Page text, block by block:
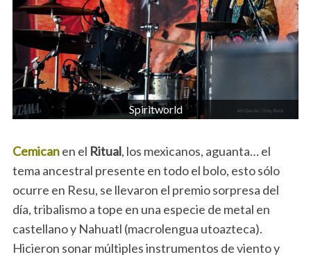
Spiritworld
Cemicanen el Ritual, los mexicanos, aguanta… el
tema ancestral presente en todo el bolo, esto sólo
ocurre en Resu, se llevaron el premio sorpresa del
día, tribalismo a tope en una especie de metal en
castellano y Nahuatl (macrolengua utoazteca).
Hicieron sonar múltiples instrumentos de viento y